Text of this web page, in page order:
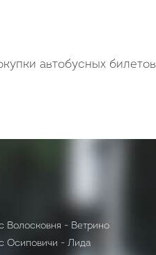
автобусных билетов
Волосковня - Ветрино
Осиповичи - Лида